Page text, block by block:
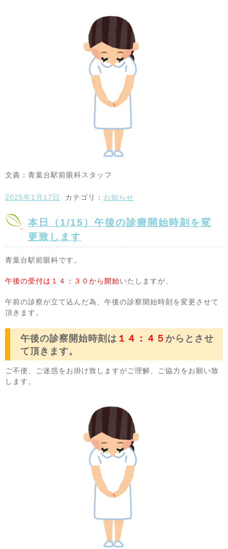
文責：青葉台駅前眼科スタッフ
2025年1月17日 カテゴリ： お知らせ
本日（1/15）午後の診療開始時刻を変
更致します
青葉台駅前眼科です。
午後の受付は１４：３０から開始いたしますが、
午前の診察が立て込んだ為、午後の診察開始時刻を変更させて
頂きます。
午後の診察開始時刻は １４：４５ からとさせ
て頂きます。
ご不便、ご迷惑をお掛け致しますがご理解、ご協力をお願い致
します。